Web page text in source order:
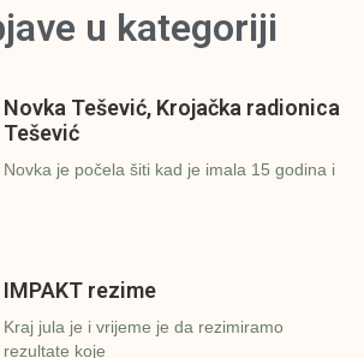
u kategoriji
Novka Tešević, Krojačka radionica
Tešević
Novka je počela šiti kad je imala 15 godina i
IMPAKT rezime
Kraj jula je i vrijeme je da rezimiramo
rezultate koje